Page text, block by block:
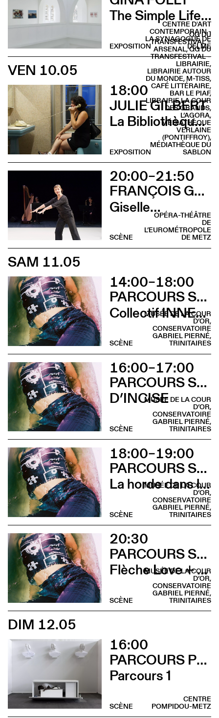
The Simple Life (Vernissage)
CENTRE D'ART
CONTEMPORAIN -
LA SYNAGOGUE DE
DELME
EXPOSITION
VEN 10.05
18:00
JULIE GILBERT
La Bibliothèque sonore des femmes (Vernissage)
QG DU
TRANSFESTIVAL –
ARSENAL, QG DU
TRANSFESTIVAL –
LIBRAIRIE,
LIBRAIRIE AUTOUR
DU MONDE, M-TISS,
CAFÉ LITTÉRAIRE,
BAR LE PIAF,
LIBRAIRIE LA COUR
DES GRANDS,
L’AGORA,
MÉDIATHÈQUE
VERLAINE
(PONTIFFROY),
MÉDIATHÈQUE DU
SABLON
EXPOSITION
20:00–21:50
FRANÇOIS GREMAUD & SAMANTHA VAN WISSEN
Giselle…OPÉRA-THÉÂTRE
DE
L’EUROMÉTROPOLE
DE METZ
SCÈNE
SAM 11.05
14:00–18:00
PARCOURS SUR LA COLLINE SAINTE-CROIX
Collectif INNER LIGHT
MUSÉE DE LA COUR
D’OR,
CONSERVATOIRE
GABRIEL PIERNÉ,
TRINITAIRES
SCÈNE
16:00–17:00
PARCOURS SUR LA COLLINE SAINTE-CROIX
D’INCISEMUSÉE DE LA COUR
D’OR,
CONSERVATOIRE
GABRIEL PIERNÉ,
TRINITAIRES
SCÈNE
18:00–19:00
PARCOURS SUR LA COLLINE SAINTE-CROIX
La horde dans les pavés
MUSÉE DE LA COUR
D’OR,
CONSERVATOIRE
GABRIEL PIERNÉ,
TRINITAIRES
SCÈNE
20:30
PARCOURS SUR LA COLLINE SAINTE-CROIX
Flèche Love + Sami Galbi
MUSÉE DE LA COUR
D’OR,
CONSERVATOIRE
GABRIEL PIERNÉ,
TRINITAIRES
SCÈNE
DIM 12.05
16:00
PARCOURS PERFORMANCES
Parcours 1
CENTRE
POMPIDOU-METZ
SCÈNE